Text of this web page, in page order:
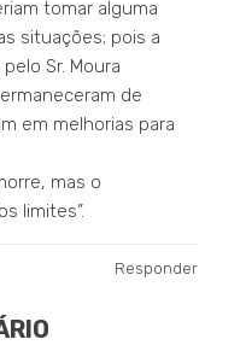
tomar alguma
situações; pois a
Sr. Moura
de
em melhorias para
mas o
limites”.
Responder